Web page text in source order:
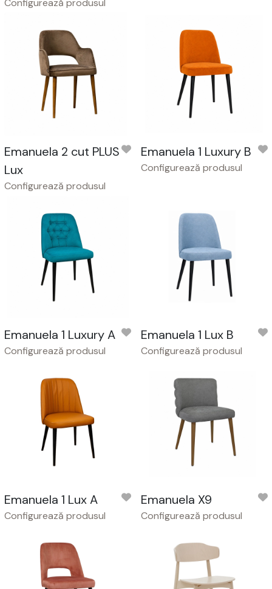
Configurează produsul
Emanuela 2 cut PLUS
Lux
Configurează produsul
Emanuela 1 Luxury B
Configurează produsul
Emanuela 1 Luxury A
Configurează produsul
Emanuela 1 Lux B
Configurează produsul
Emanuela 1 Lux A
Configurează produsul
Emanuela X9
Configurează produsul